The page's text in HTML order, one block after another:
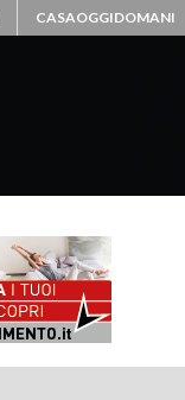
CASAOGGIDOMANI